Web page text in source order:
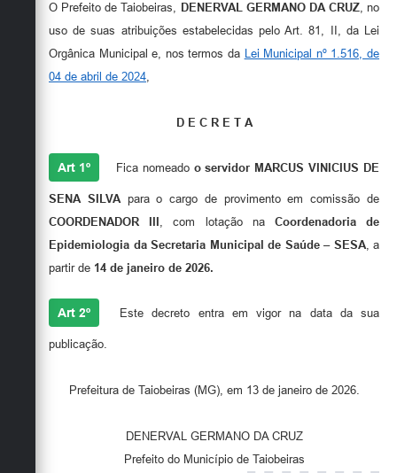
Serviços Online
Links
Sala M. do Empreendedor
Secretarias
O Prefeito de Taiobeiras, DENERVAL GERMANO DA CRUZ, no
uso de suas atribuições estabelecidas pelo Art. 81, II, da Lei
Orgânica Municipal e, nos termos da Lei Municipal nº 1.516, de
04 de abril de 2024,
D E C R E T A
Art 1º Fica nomeado o servidor MARCUS VINICIUS DE
SENA SILVApara o cargo de provimento em comissão de
COORDENADOR III , com lotação na Coordenadoria de
Epidemiologia da Secretaria Municipal de Saúde – SESA, a
partir de 14 de janeiro de 2026.
Art 2º Este decreto entra em vigor na data da sua
publicação.
Prefeitura de Taiobeiras (MG), em 13 de janeiro de 2026.
DENERVAL GERMANO DA CRUZ
Prefeito do Município de Taiobeiras